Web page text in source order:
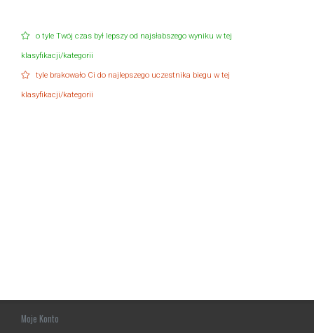
o tyle Twój czas był lepszy od najsłabszego wyniku w tej
klasyfikacji/kategorii
tyle brakowało Ci do najlepszego uczestnika biegu w tej
klasyfikacji/kategorii
Moje Konto